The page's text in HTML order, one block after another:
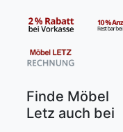
Finde Möbel
Letz auch bei